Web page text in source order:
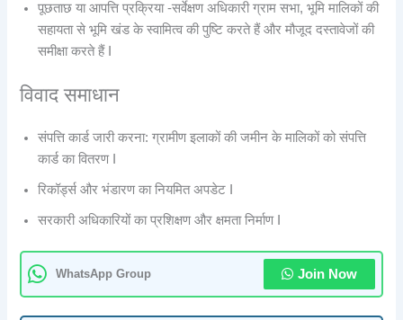
पूछताछ या आपत्ति प्रक्रिया -सर्वेक्षण अधिकारी ग्राम सभा, भूमि मालिकों की
सहायता से भूमि खंड के स्वामित्व की पुष्टि करते हैं और मौजूद दस्तावेजों की
समीक्षा करते हैं I
विवाद समाधान
संपत्ति कार्ड जारी करना: ग्रामीण इलाकों की जमीन के मालिकों को संपत्ति
कार्ड का वितरण I
रिकॉर्ड्स और भंडारण का नियमित अपडेट I
सरकारी अधिकारियों का प्रशिक्षण और क्षमता निर्माण I
WhatsApp Group Join Now